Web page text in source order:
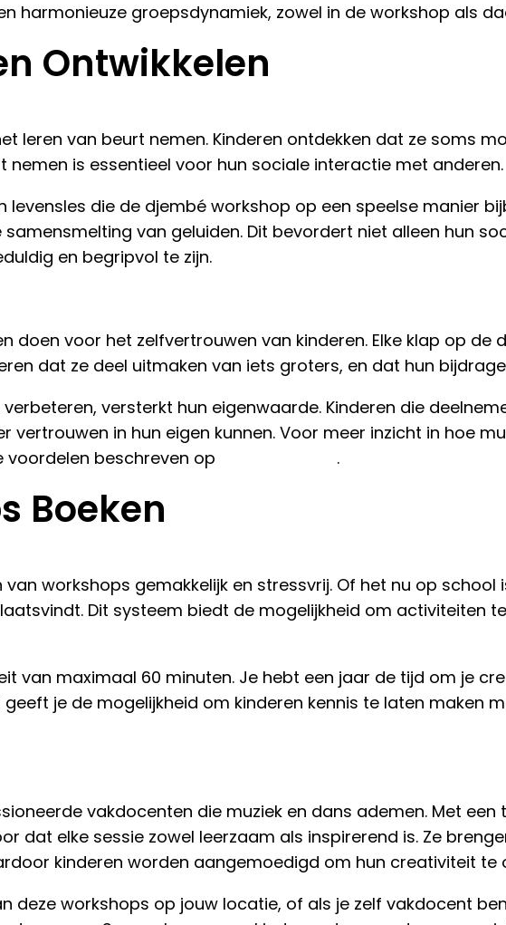
harmonieuze groepsdynamiek, zowel in de workshop als
Ontwikkelen
leren van beurt nemen. Kinderen ontdekken dat ze soms
is essentieel voor hun sociale interactie met anderen.
die de djembé workshop op een speelse manier
van geluiden. Dit bevordert niet alleen hun
en begripvol te zijn.
doen voor het zelfvertrouwen van kinderen. Elke klap op
dat ze deel uitmaken van iets groters, en dat hun
versterkt hun eigenwaarde. Kinderen die
in hun eigen kunnen. Voor meer inzicht in hoe
voordelen beschreven op
.
Boeken
workshops gemakkelijk en stressvrij. Of het nu op school
Dit systeem biedt de mogelijkheid om activiteiten
van maximaal 60 minuten. Je hebt een jaar de tijd om je
je de mogelijkheid om kinderen kennis te laten maken
vakdocenten die muziek en dans ademen. Met
dat elke sessie zowel leerzaam als inspirerend is. Ze
kinderen worden aangemoedigd om hun creativiteit te
deze workshops op jouw locatie, of als je zelf vakdocent